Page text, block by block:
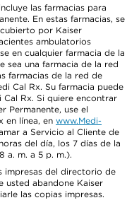
las farmacias para
En estas farmacias, se
por Kaiser
ambulatorios
en cualquier farmacia de la
sea una farmacia de la red
farmacias de la red de
Cal Rx. Su farmacia puede
Rx. Si quiere encontrar
Permanente, use el
en línea, en www.Medi-
a Servicio al Cliente de
del día, los 7 días de la
a. m. a 5 p. m.).
impresas del directorio de
usted abandone Kaiser
las copias impresas.